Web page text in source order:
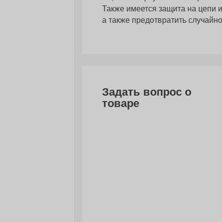
Также имеется защита на цепи
а также предотвратить
Задать вопрос о
товаре